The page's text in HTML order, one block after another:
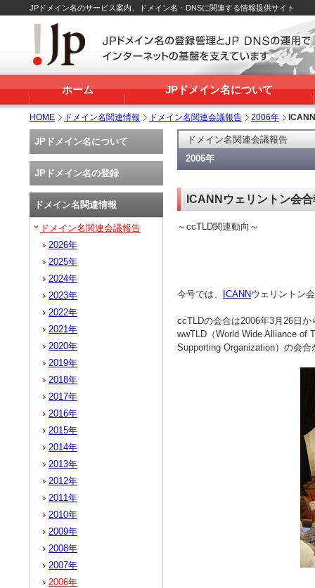
JPドメイン名のサービス案内、ドメイン名・DNSに関連する情報提供サイト
ホーム JPドメイン名について
HOME ドメイン名関連情報 ドメイン名関連会議報告 2006年
ドメイン名関連会議報告
2006年
ICANNウェリントン会
～ccTLD関連動向～
今号では、 ICANNウェリントン
ccTLDの会合は2006年3月26日
wwTLD（World Wide Alliance of
Supporting Organization）の会
JPドメイン名について
JPドメイン名の登録
ドメイン名関連情報
ドメイン名関連会議報告
2026年
2025年
2024年
2023年
2022年
2021年
2020年
2019年
2018年
2017年
2016年
2015年
2014年
2013年
2012年
2011年
2010年
2009年
2008年
2007年
2006年